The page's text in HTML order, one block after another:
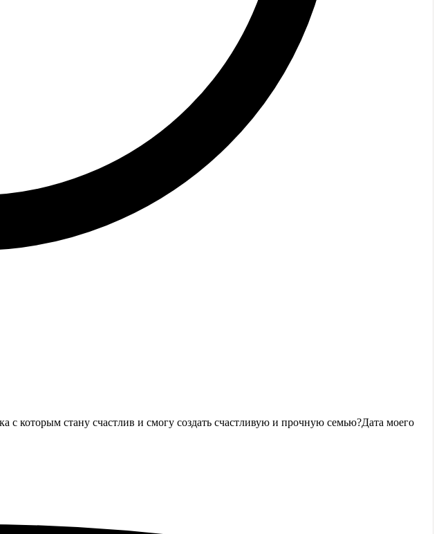
которым стану счастлив и смогу создать счастливую и прочную семью?Дата моего